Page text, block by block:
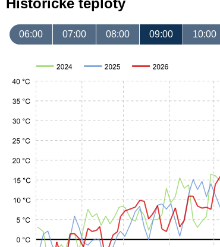
06:00 07:00 08:00 09:00 10:00